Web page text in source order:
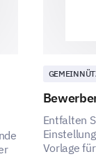
Entfalten
Vorlage